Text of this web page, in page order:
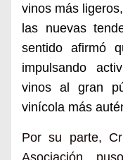
vinos más
las nuevas
sentido afirmó
impulsando
vinos al gran
vinícola más
Por su parte,
Asociación,